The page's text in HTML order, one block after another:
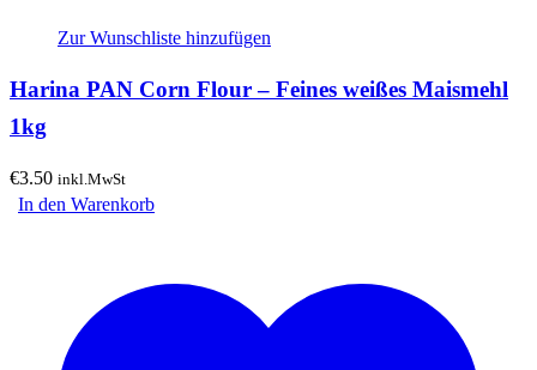
Zur Wunschliste hinzufügen
Harina PAN Corn Flour – Feines weißes Maismehl
1kg
€3.50 inkl.MwSt
In den Warenkorb